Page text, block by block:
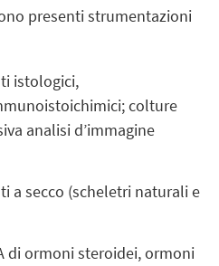
presenti strumentazioni
istologici,
colture
analisi d’immagine
a secco (scheletri naturali e
di ormoni steroidei, ormoni